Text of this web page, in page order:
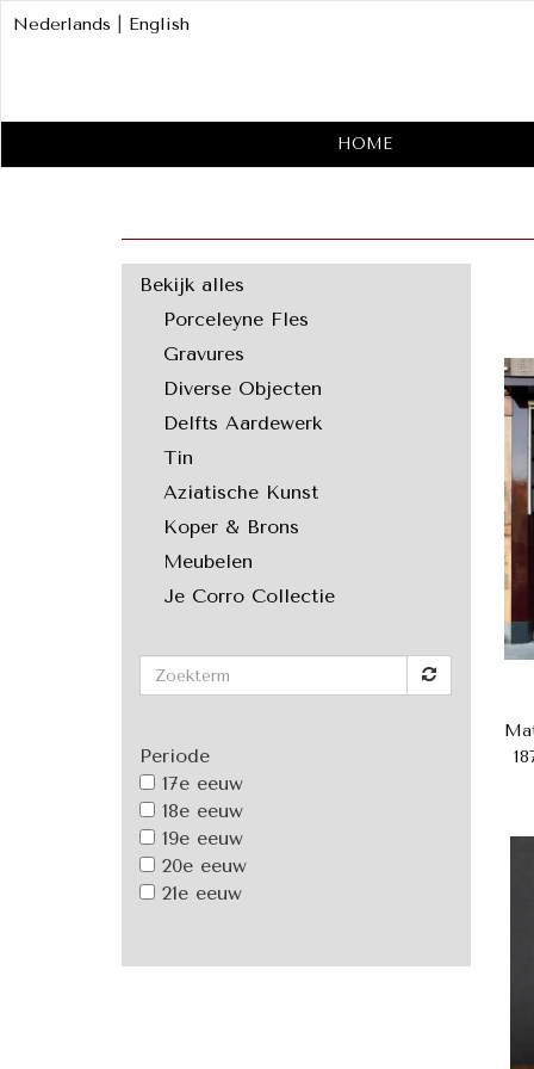
HOME
Nederlands English
Bekijk alles
Porceleyne Fles
Gravures
Diverse Objecten
Delfts Aardewerk
Tin
Aziatische Kunst
Koper & Brons
Meubelen
Je Corro Collectie
Periode
17e eeuw
18e eeuw
19e eeuw
20e eeuw
21e eeuw